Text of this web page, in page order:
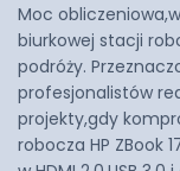
Moc
biurkowej stacji
podróży.
profesjonalistów
projekty,gdy
robocza HP ZBook